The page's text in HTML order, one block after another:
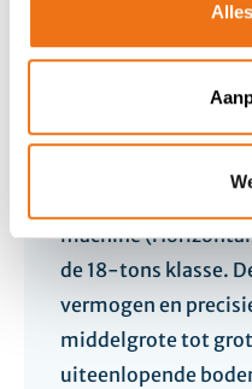
De TERRA-JET DJ
machine
de 18-tons klasse.
vermogen en
middelgrote tot
uiteenlopende